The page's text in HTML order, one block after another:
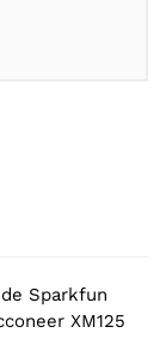
Sparkfun
XM125